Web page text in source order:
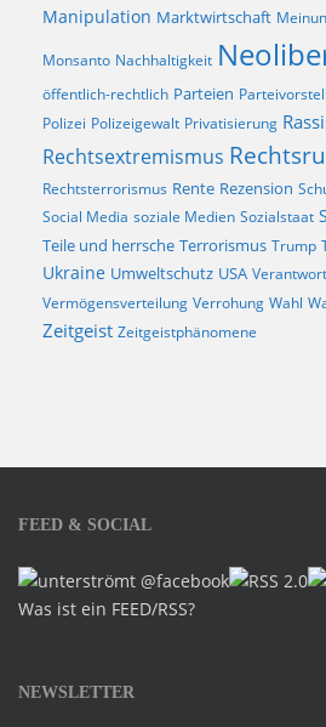
Manipulation Marktwirtschaft
Monsanto Nachhaltigkeit
öffentlich-rechtlich Parteien
Polizei Polizeigewalt Privatisierung
Rechtsextremismus
Rechtsterrorismus Rente Rezension
Social Media soziale Medien Sozialstaat
Teile und herrsche Terrorismus Trump
Ukraine Umweltschutz USA
Vermögensverteilung Verrohung Wahl
Zeitgeist Zeitgeistphänomene
FEED & SOCIAL
Was ist ein FEED/RSS?
NEWSLETTER